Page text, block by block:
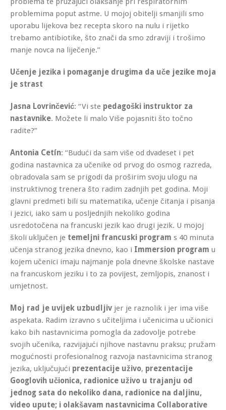
problemima poput astme. U mojoj obitelji smanjili smo
uporabu lijekova bez recepta skoro na nulu i rijetko
trebamo antibiotike, što znači da smo zdraviji i trošimo
manje novca na liječenje.”
Učenje jezika i pomaganje drugima da uče jezike moja
je strast
Jasna Lovrinčević: “Vi ste pedagoški instruktor za
nastavnike. Možete li malo Više pojasniti što točno
radite?”
Antonia Cetín: “Budući da sam više od dvadeset i pet
godina nastavnica za učenike od prvog do osmog razreda,
obradovala sam se prigodi da proširim svoju ulogu na
instruktivnog trenera što radim zadnjih pet godina. Moji
glavni predmeti bili su matematika, učenje čitanja i pisanja
i jezici, iako sam u posljednjih nekoliko godina
usredotočena na francuski jezik kao drugi jezik. U mojoj
školi uključen je temeljni francuski program s 40 minuta
učenja stranog jezika dnevno, kao i Immersion program u
kojem učenici imaju najmanje pola dnevne školske nastave
na francuskom jeziku i to za povijest, zemljopis, znanost i
umjetnost.
Moj rad je uvijek uzbudljiv jer je raznolik i jer ima više
aspekata. Radim izravno s učiteljima i učenicima u učionici
kako bih nastavnicima pomogla da zadovolje potrebe
svojih učenika, razvijajući njihove nastavnu praksu; pružam
mogućnosti profesionalnog razvoja nastavnicima stranog
jezika, uključujući prezentacije uživo, prezentacije
Googlovih učionica, radionice uživo u trajanju od
jednog sata do nekoliko dana, radionice na daljinu,
video upute; i olakšavam nastavnicima Collaborative